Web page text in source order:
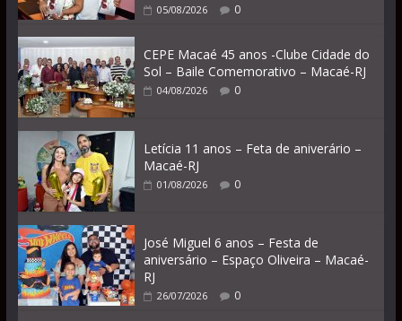
05/08/2026 0
CEPE Macaé 45 anos -Clube Cidade do
Sol – Baile Comemorativo – Macaé-RJ
04/08/2026 0
Letícia 11 anos – Feta de aniverário –
Macaé-RJ
01/08/2026 0
José Miguel 6 anos – Festa de
aniversário – Espaço Oliveira – Macaé-
RJ
26/07/2026 0